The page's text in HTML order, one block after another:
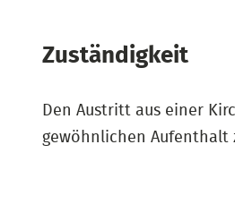
Zuständigkeit
Den Austritt aus einer
gewöhnlichen Aufenthalt